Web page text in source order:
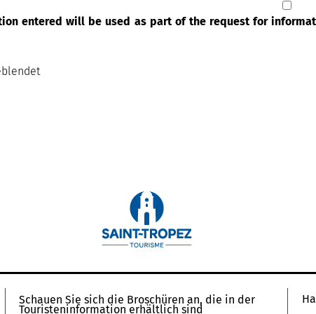
entered will be used as part of the request for
Schauen Sie sich die Broschüren an, die in der
Touristeninformation erhältlich sind